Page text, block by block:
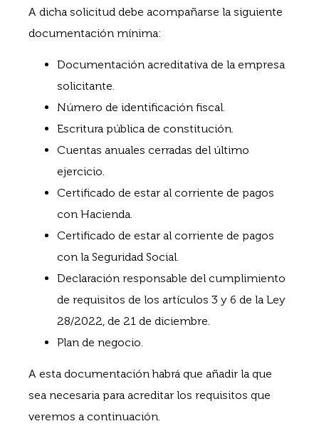
A dicha solicitud debe acompañarse la siguiente
documentación mínima:
Documentación acreditativa de la empresa
solicitante.
Número de identificación fiscal.
Escritura pública de constitución.
Cuentas anuales cerradas del último
ejercicio.
Certificado de estar al corriente de pagos
con Hacienda.
Certificado de estar al corriente de pagos
con la Seguridad Social.
Declaración responsable del cumplimiento
de requisitos de los artículos 3 y 6 de la Ley
28/2022, de 21 de diciembre.
Plan de negocio.
A esta documentación habrá que añadir la que
sea necesaria para acreditar los requisitos que
veremos a continuación.